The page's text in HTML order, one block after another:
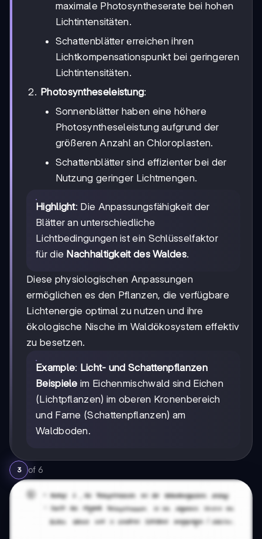
maximale Photosyntheserate bei hohen
Lichtintensitäten.
Schattenblätter erreichen ihren
Lichtkompensationspunkt bei geringeren
Lichtintensitäten.
Photosyntheseleistung:
Sonnenblätter haben eine höhere
Photosyntheseleistung aufgrund der
größeren Anzahl an Chloroplasten.
Schattenblätter sind effizienter bei der
Nutzung geringer Lichtmengen.
Highlight: Die Anpassungsfähigkeit der
Blätter an unterschiedliche
Lichtbedingungen ist ein Schlüsselfaktor
für die Nachhaltigkeit des Waldes.
Diese physiologischen Anpassungen
ermöglichen es den Pflanzen, die verfügbare
Lichtenergie optimal zu nutzen und ihre
ökologische Nische im Waldökosystem effektiv
zu besetzen.
Example: Licht- und Schattenpflanzen
Beispiele im Eichenmischwald sind Eichen
(Lichtpflanzen) im oberen Kronenbereich
und Farne (Schattenpflanzen) am
Waldboden.
3 of 6